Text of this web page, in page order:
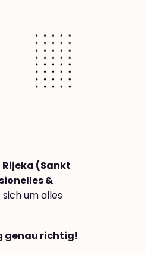
(Sankt
&
sich um alles
genau richtig!